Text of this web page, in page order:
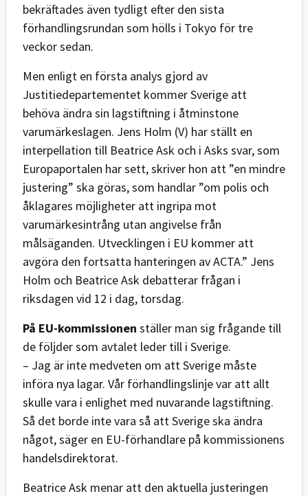
bekräftades även tydligt efter den sista
förhandlingsrundan som hölls i Tokyo för tre
veckor sedan.
Men enligt en första analys gjord av
Justitiedepartementet kommer Sverige att
behöva ändra sin lagstiftning i åtminstone
varumärkeslagen. Jens Holm (V) har ställt en
interpellation till Beatrice Ask och i Asks svar, som
Europaportalen har sett, skriver hon att ”en mindre
justering” ska göras, som handlar ”om polis och
åklagares möjligheter att ingripa mot
varumärkesintrång utan angivelse från
målsäganden. Utvecklingen i EU kommer att
avgöra den fortsatta hanteringen av ACTA.” Jens
Holm och Beatrice Ask debatterar frågan i
riksdagen vid 12 i dag, torsdag.
På EU-kommissionen ställer man sig frågande till
de följder som avtalet leder till i Sverige.
– Jag är inte medveten om att Sverige måste
införa nya lagar. Vår förhandlingslinje var att allt
skulle vara i enlighet med nuvarande lagstiftning.
Så det borde inte vara så att Sverige ska ändra
något, säger en EU-förhandlare på kommissionens
handelsdirektorat.
Beatrice Ask menar att den aktuella justeringen